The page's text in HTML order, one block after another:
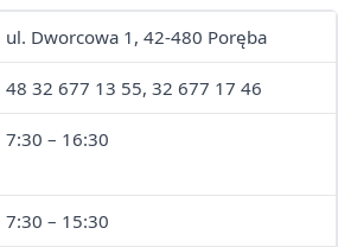
ul. Dworcowa 1, 42-480 Poręba
48 32 677 13 55, 32 677 17 46
7:30 – 16:30
7:30 – 15:30